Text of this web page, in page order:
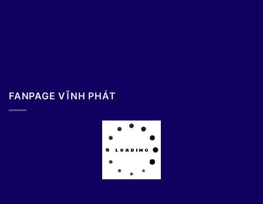
FANPAGE VĨNH PHÁT